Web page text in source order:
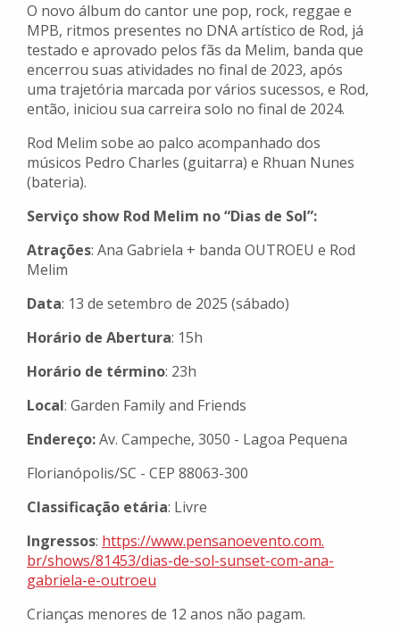
O novo álbum do cantor une pop, rock, reggae e
MPB, ritmos presentes no DNA artístico de Rod, já
testado e aprovado pelos fãs da Melim, banda que
encerrou suas atividades no final de 2023, após
uma trajetória marcada por vários sucessos, e Rod,
então, iniciou sua carreira solo no final de 2024.
Rod Melim sobe ao palco acompanhado dos
músicos Pedro Charles (guitarra) e Rhuan Nunes
(bateria).
Serviço show Rod Melim no “Dias de Sol”:
Atrações: Ana Gabriela + banda OUTROEU e Rod
Melim
Data: 13 de setembro de 2025 (sábado)
Horário de Abertura: 15h
Horário de término: 23h
Local: Garden Family and Friends
Endereço:Av. Campeche, 3050 - Lagoa Pequena
Florianópolis/SC - CEP 88063-300
Classificação etária: Livre
Ingressos: https://www.pensanoevento.com.
br/shows/81453/dias-de-sol-sunset-com-ana-
gabriela-e-outroeu
Crianças menores de 12 anos não pagam.